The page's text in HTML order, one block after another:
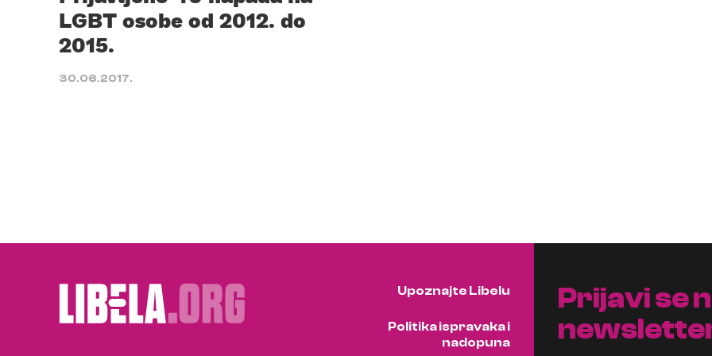
LGBT osobe od 2012. do
2015.
30.06.2017.
Upoznajte Libelu
Politika ispravaka i
nadopuna
Prijavi se